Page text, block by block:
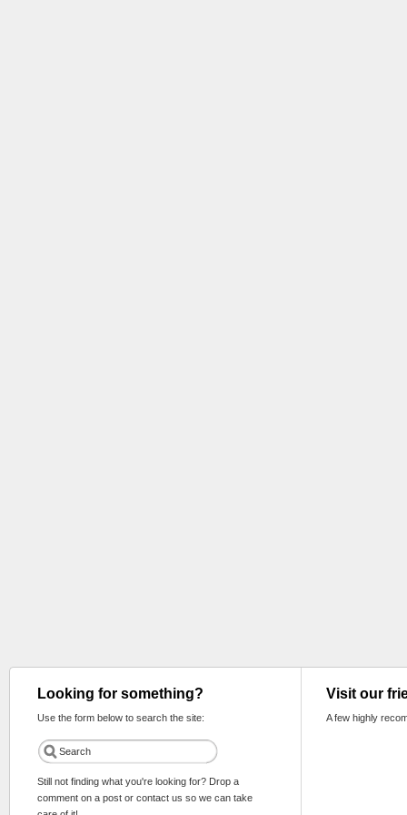
Looking for something?
Use the form below to search the site:
Still not finding what you're looking for? Drop a
comment on a post or contact us so we can take
Visit our
A few highly